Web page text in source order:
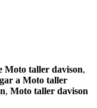
Moto taller davison,
a Moto taller
, Moto taller davison